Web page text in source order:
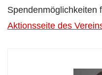
Spendenmöglichkeiten
Aktionsseite des